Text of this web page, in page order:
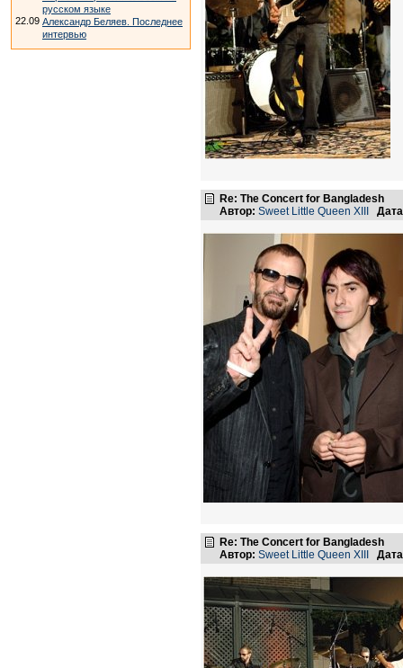
русском языке
22.09 Александр Беляев. Последнее
интервью
Re: The Concert for Bangladesh
Автор: Sweet Little Queen XIII
Re: The Concert for Bangladesh
Автор: Sweet Little Queen XIII